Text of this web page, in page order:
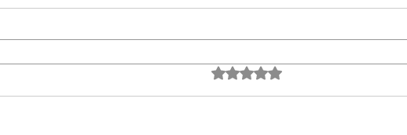
Beoordeeld met 0 uit 5 sterren.